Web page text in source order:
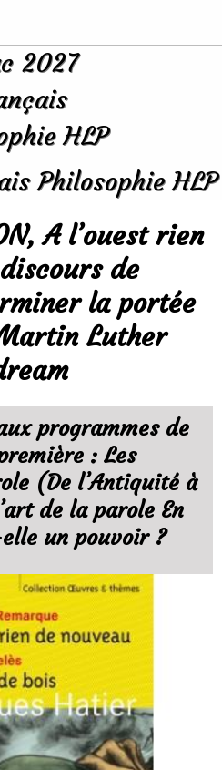
Philosophie HLP
A l’ouest rien
de
la portée
Luther
programmes de
: Les
(De l’Antiquité à
de la parole En
un pouvoir ?